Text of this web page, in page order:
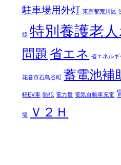
駐車場用外灯 東京都荒川区
線 特別養護老
問題 省エネ 省エネルギ
花巻市石鳥谷町 蓄電池補
軽EV車 防犯 電力量 電気自動車充電
場 Ｖ２Ｈ